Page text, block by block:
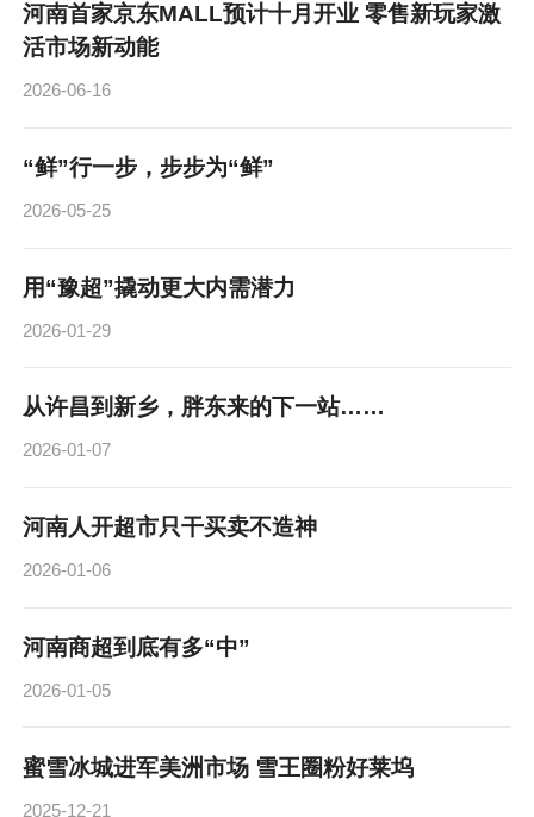
河南首家京东MALL预计十月开业 零售新玩家激
活市场新动能
2026-06-16
“鲜”行一步，步步为“鲜”
2026-05-25
用“豫超”撬动更大内需潜力
2026-01-29
从许昌到新乡，胖东来的下一站……
2026-01-07
河南人开超市只干买卖不造神
2026-01-06
河南商超到底有多“中”
2026-01-05
蜜雪冰城进军美洲市场 雪王圈粉好莱坞
2025-12-21